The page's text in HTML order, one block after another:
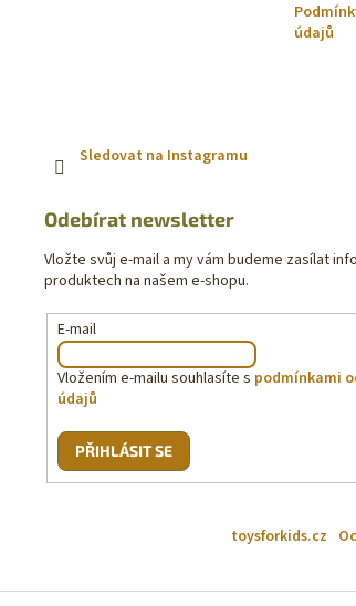
Sledovat na Instagramu
údajů
Odebírat newsletter
Vložte svůj e-mail a my vám budeme zasílat
produktech na našem e-shopu.
E-mail
Vložením e-mailu souhlasíte s podmínkami
údajů
PŘIHLÁSIT SE
toysforkids.cz